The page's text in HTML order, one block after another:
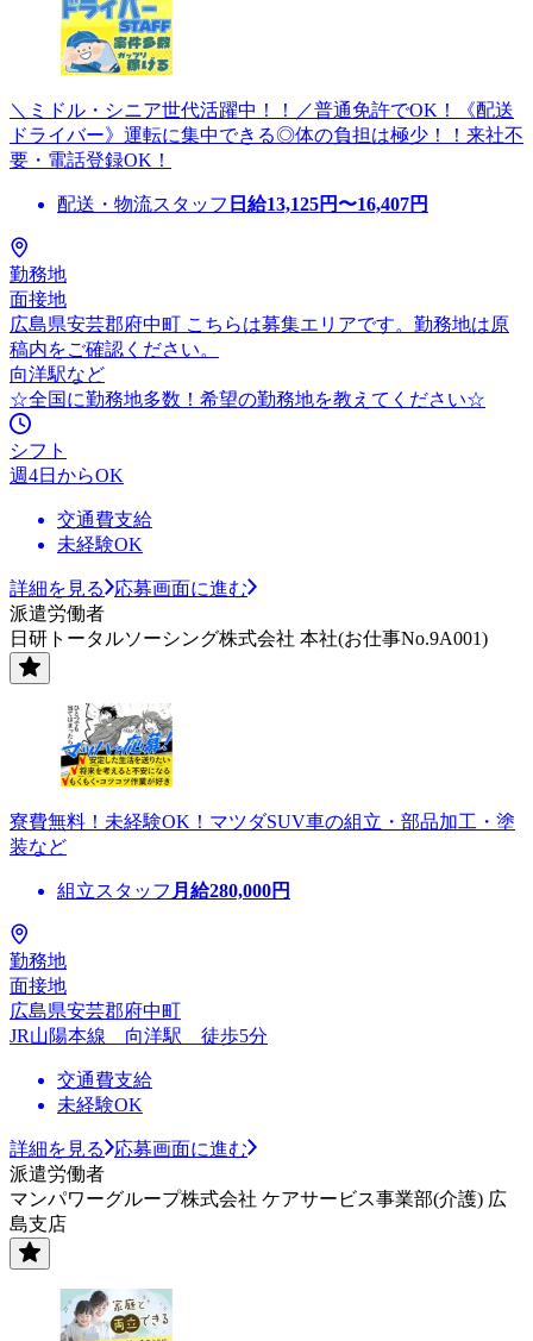
＼ミドル・シニア世代活躍中！！／普通免許でOK！《配送
ドライバー》運転に集中できる◎体の負担は極少！！来社不
要・電話登録OK！
配送・物流スタッフ 日給13,125円〜16,407円
勤務地
面接地
広島県安芸郡府中町 こちらは募集エリアです。勤務地は原
稿内をご確認ください。
向洋駅など
☆全国に勤務地多数！希望の勤務地を教えてください☆
シフト
週4日からOK
交通費支給
未経験OK
詳細を見る
応募画面に進む
派遣労働者
日研トータルソーシング株式会社 本社(お仕事No.9A001)
寮費無料！未経験OK！マツダSUV車の組立・部品加工・塗
装など
組立スタッフ 月給280,000円
勤務地
面接地
広島県安芸郡府中町
JR山陽本線 向洋駅 徒歩5分
交通費支給
未経験OK
詳細を見る
応募画面に進む
派遣労働者
マンパワーグループ株式会社 ケアサービス事業部(介護) 広
島支店